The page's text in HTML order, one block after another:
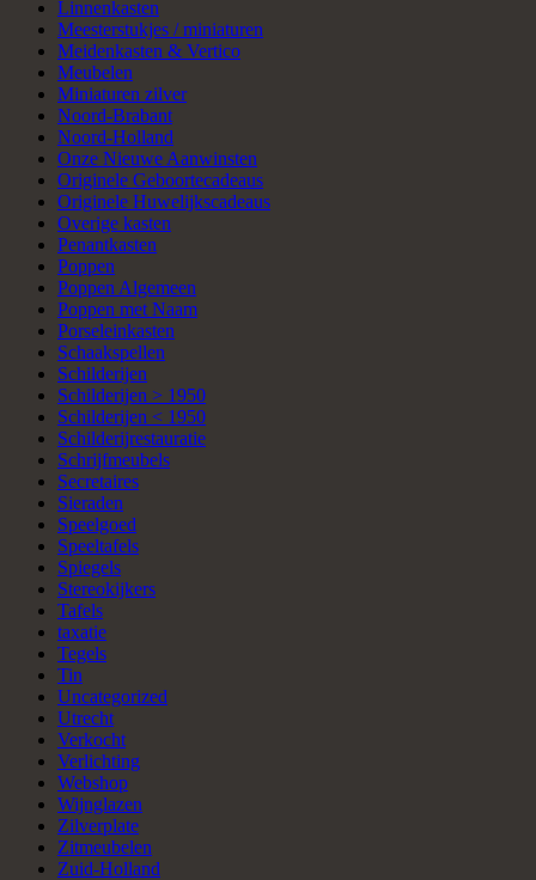
Linnenkasten
Meesterstukjes / miniaturen
Meidenkasten & Vertico
Meubelen
Miniaturen zilver
Noord-Brabant
Noord-Holland
Onze Nieuwe Aanwinsten
Originele Geboortecadeaus
Originele Huwelijkscadeaus
Overige kasten
Penantkasten
Poppen
Poppen Algemeen
Poppen met Naam
Porseleinkasten
Schaakspellen
Schilderijen
Schilderijen > 1950
Schilderijen < 1950
Schilderijrestauratie
Schrijfmeubels
Secretaires
Sieraden
Speelgoed
Speeltafels
Spiegels
Stereokijkers
Tafels
taxatie
Tegels
Tin
Uncategorized
Utrecht
Verkocht
Verlichting
Webshop
Wijnglazen
Zilverplate
Zitmeubelen
Zuid-Holland